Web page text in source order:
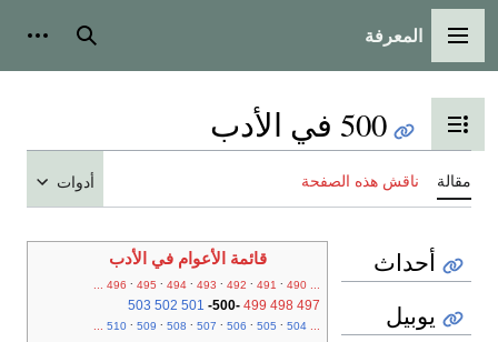
القائمة الرئيسية
المعرفة بحث
تبديل عرض جدول المحتويات
500 في الأدب
مقالة ناقش هذه الصفحة أدوات
قائمة الأعوام في الأدب
...
490
491
492
493
494
495
496
...
497
498
499
-
500
-
501
502
503
...
504
505
506
507
508
509
510
...
أحداث
يوبيل